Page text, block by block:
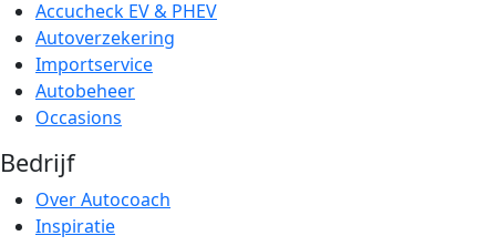
Accucheck EV & PHEV
Autoverzekering
Importservice
Autobeheer
Occasions
Bedrijf
Over Autocoach
Inspiratie